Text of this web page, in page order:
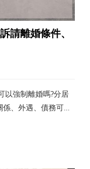
請離婚條件、
以強制離婚嗎?分居
、外遇、債務可以
離婚官司這樣打！
。